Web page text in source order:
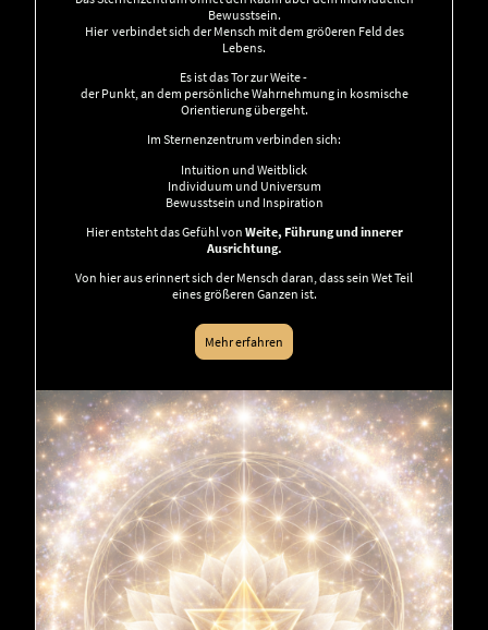
Bewusstsein.
Hier verbindet sich der Mensch mit dem grö0eren Feld des
Lebens.
Es ist das Tor zur Weite -
der Punkt, an dem persönliche Wahrnehmung in kosmische
Orientierung übergeht.
Im Sternenzentrum verbinden sich:
Intuition und Weitblick
Individuum und Universum
Bewusstsein und Inspiration
Hier entsteht das Gefühl von Weite, Führung und innerer
Ausrichtung.
Von hier aus erinnert sich der Mensch daran, dass sein Wet Teil
eines größeren Ganzen ist.
Mehr erfahren